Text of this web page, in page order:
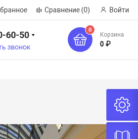
Сравнение (0) Войти
60-50
звонок
0
Корзина
0 ₽